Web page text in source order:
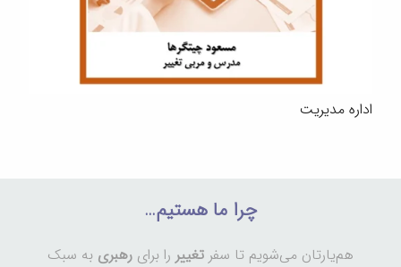
اداره مدیریت
چرا ما هستیم…
هم‌یارتان می‌شویم تا سفر تغییر را برای رهبری به سبک